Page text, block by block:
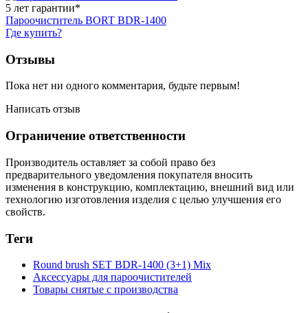
5 лет гарантии*
Пароочиститель BORT BDR-1400
Где купить?
Отзывы
Пока нет ни одного комментария, будьте первым!
Написать отзыв
Ограничение ответственности
Производитель оставляет за собой право без
предварительного уведомления покупателя вносить
изменения в конструкцию, комплектацию, внешний вид или
технологию изготовления изделия с целью улучшения его
свойств.
Теги
Round brush SET BDR-1400 (3+1) Mix
Аксессуары для пароочистителей
Товары снятые с производства